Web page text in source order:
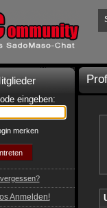
eingeben:
merken
Anmelden!